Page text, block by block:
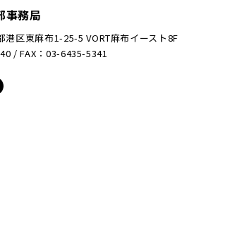
事務局
港区東麻布1-25-5 VORT麻布イースト8F
/ FAX：03-6435-5341